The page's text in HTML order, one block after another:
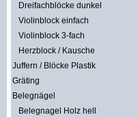
Dreifachblöcke dunkel
Violinblock einfach
Violinblock 3-fach
Herzblock / Kausche
Juffern / Blöcke Plastik
Gräting
Belegnägel
Belegnagel Holz hell